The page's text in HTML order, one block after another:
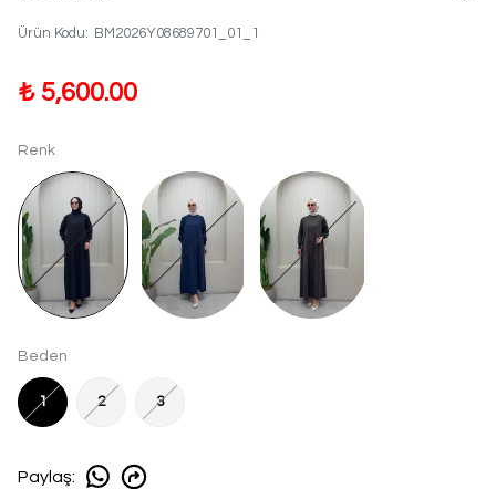
Ürün Kodu: BM2026Y08689701_01_1
₺ 5,600.00
Renk
Beden
1 2 3
Paylaş: